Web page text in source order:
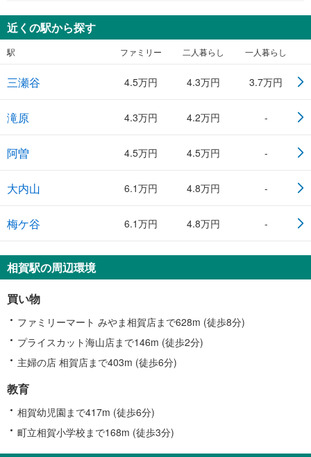
近くの駅から探す
駅 ファミリー 二人暮らし 一人暮らし
三瀬谷 4.5万円 4.3万円 3.7万円
滝原 4.3万円 4.2万円 -
阿曽 4.5万円 4.5万円 -
大内山 6.1万円 4.8万円 -
梅ケ谷 6.1万円 4.8万円 -
相賀駅の周辺環境
買い物
ファミリーマート みやま相賀店まで628m (徒歩8分)
プライスカット海山店まで146m (徒歩2分)
主婦の店 相賀店まで403m (徒歩6分)
教育
相賀幼児園まで417m (徒歩6分)
町立相賀小学校まで168m (徒歩3分)